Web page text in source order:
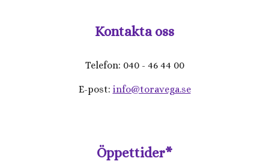
Kontakta oss
Telefon: 040 - 46 44 00
E-post: info@toravega.se
Öppettider*